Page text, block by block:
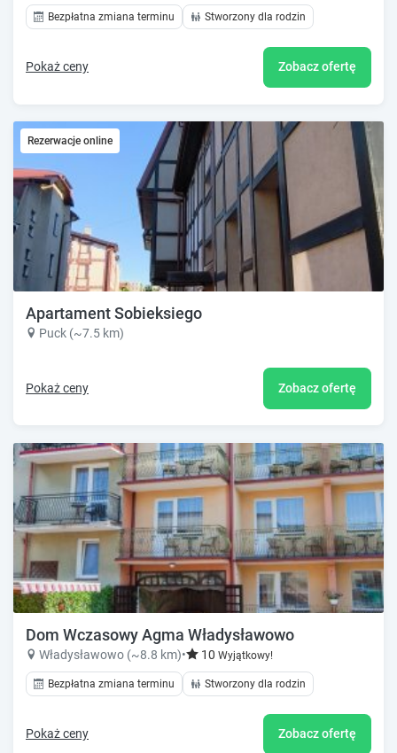
Bezpłatna zmiana terminu Stworzony dla rodzin
Pokaż ceny Zobacz ofertę
Rezerwacje online
Apartament Sobieksiego
Puck (~7.5 km)
Pokaż ceny Zobacz ofertę
Dom Wczasowy Agma Władysławowo
Władysławowo (~8.8 km)• 10 Wyjątkowy!
Bezpłatna zmiana terminu Stworzony dla rodzin
Pokaż ceny Zobacz ofertę